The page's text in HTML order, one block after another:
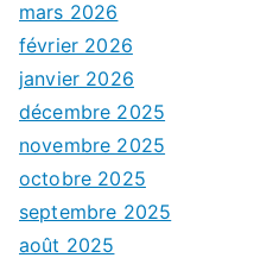
mars 2026
février 2026
janvier 2026
décembre 2025
novembre 2025
octobre 2025
septembre 2025
août 2025